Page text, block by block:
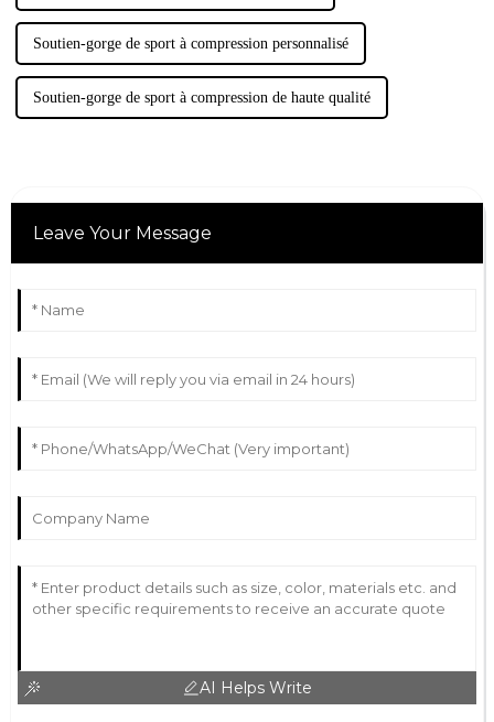
Soutien-gorge de sport à compression personnalisé
Soutien-gorge de sport à compression de haute qualité
Leave Your Message
AI Helps Write